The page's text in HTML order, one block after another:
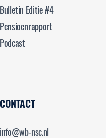
Bulletin Editie #4
Pensioenrapport
Podcast
CONTACT
info@wb-nsc.nl